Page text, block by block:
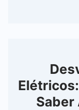
Saber